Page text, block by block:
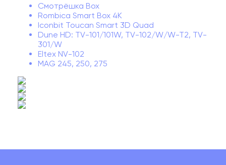
Смотрёшка Box
Rombica Smart Box 4K
Iconbit Toucan Smart 3D Quad
Dune HD: TV-101/101W, TV-102/W/W-T2, TV-
301/W
Eltex NV-102
MAG 245, 250, 275